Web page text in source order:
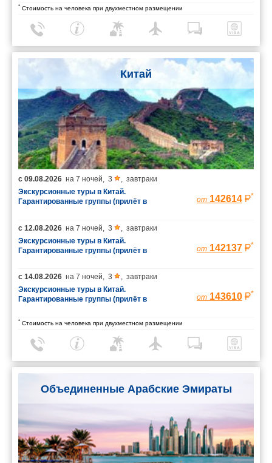
* Стоимость на человека при двухместном размещении
Китай
с 09.08.2026 на 7 ночей, 3 , завтраки
Экскурсионные туры в Китай.
Гарантированные группы (прилёт в
от 142614 *
с 12.08.2026 на 7 ночей, 3 , завтраки
Экскурсионные туры в Китай.
Гарантированные группы (прилёт в
от 142137 *
с 14.08.2026 на 7 ночей, 3 , завтраки
Экскурсионные туры в Китай.
Гарантированные группы (прилёт в
от 143610 *
* Стоимость на человека при двухместном размещении
Объединенные Арабские Эмираты